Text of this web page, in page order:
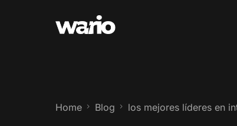
Home Blog los mejores líderes en